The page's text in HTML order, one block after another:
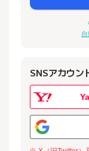
SNSアカウン